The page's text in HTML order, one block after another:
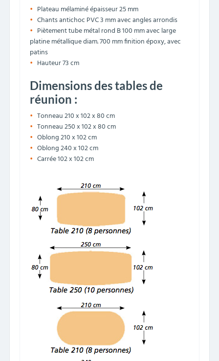
Plateau mélaminé épaisseur 25 mm
Chants antichoc PVC 3 mm avec angles arrondis
Piètement tube métal rond B100 mm avec large
platine métallique diam. 700 mm finition époxy, avec
patins
Hauteur 73 cm
Dimensions des tables de
réunion :
Tonneau 210 x 102 x 80 cm
Tonneau 250 x 102 x 80 cm
Oblong 210 x 102 cm
Oblong 240 x 102 cm
Carrée 102 x 102 cm